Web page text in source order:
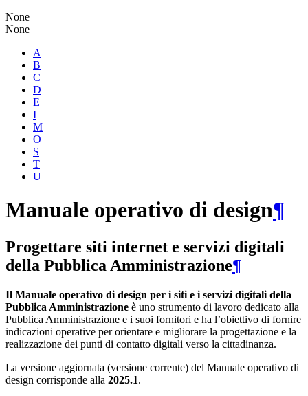
None
None
A
B
C
D
E
I
M
O
S
T
U
Manuale operativo di design¶
Progettare siti internet e servizi digitali
della Pubblica Amministrazione¶
Il Manuale operativo di design per i siti e i servizi digitali della
Pubblica Amministrazione è uno strumento di lavoro dedicato alla
Pubblica Amministrazione e i suoi fornitori e ha l’obiettivo di fornire
indicazioni operative per orientare e migliorare la progettazione e la
realizzazione dei punti di contatto digitali verso la cittadinanza.
La versione aggiornata (versione corrente) del Manuale operativo di
design corrisponde alla 2025.1.